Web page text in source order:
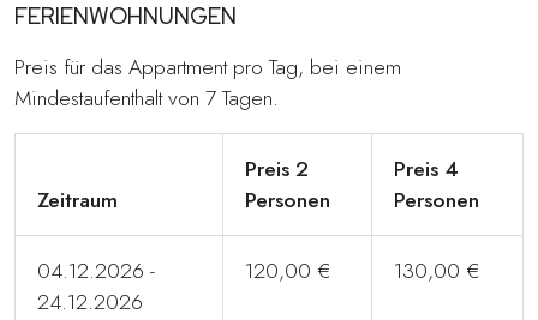
FERIENWOHNUNGEN
Preis für das Appartment pro Tag, bei einem
Mindestaufenthalt von 7 Tagen.
Zeitraum
Preis 2
Personen
Preis 4
Personen
04.12.2026 -
24.12.2026
120,00 € 130,00 €